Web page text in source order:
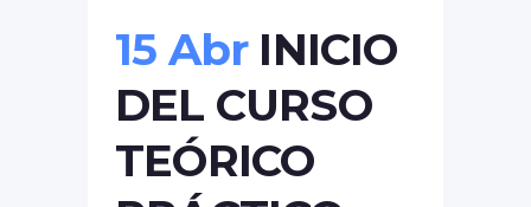
15 Abr INICIO
DEL CURSO
TEÓRICO